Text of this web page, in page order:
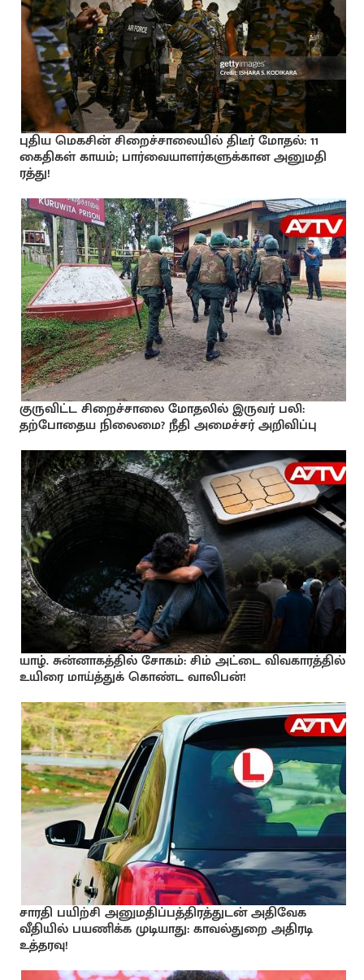
புதிய மெகசின் சிறைச்சாலையில் திடீர் மோதல்: 11
கைதிகள் காயம்; பார்வையாளர்களுக்கான அனுமதி
ரத்து!
குருவிட்ட சிறைச்சாலை மோதலில் இருவர் பலி:
தற்போதைய நிலைமை? நீதி அமைச்சர் அறிவிப்பு
யாழ். சுன்னாகத்தில் சோகம்: சிம் அட்டை விவகாரத்தில்
உயிரை மாய்த்துக் கொண்ட வாலிபன்!
சாரதி பயிற்சி அனுமதிப்பத்திரத்துடன் அதிவேக
வீதியில் பயணிக்க முடியாது: காவல்துறை அதிரடி
உத்தரவு!